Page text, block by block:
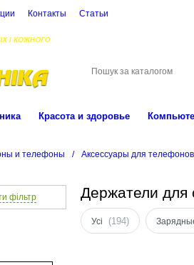
Контакты Cтатьи
Красота и здоровье
и телефоны / Аксессуары для телефонов
фільтр Держатели для
Усі (194)